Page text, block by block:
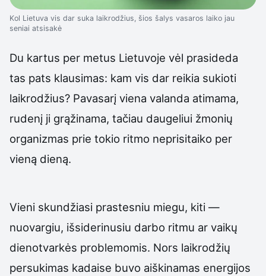
Kol Lietuva vis dar suka laikrodžius, šios šalys vasaros laiko jau
seniai atsisakė
Du kartus per metus Lietuvoje vėl prasideda
tas pats klausimas: kam vis dar reikia sukioti
laikrodžius? Pavasarį viena valanda atimama,
rudenį ji grąžinama, tačiau daugeliui žmonių
organizmas prie tokio ritmo neprisitaiko per
vieną dieną.
Vieni skundžiasi prastesniu miegu, kiti —
nuovargiu, išsiderinusiu darbo ritmu ar vaikų
dienotvarkės problemomis. Nors laikrodžių
persukimas kadaise buvo aiškinamas energijos